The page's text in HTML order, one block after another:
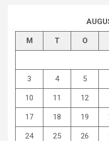
M T O
3 4 5
10 11 12
17 18 19
24 25 26